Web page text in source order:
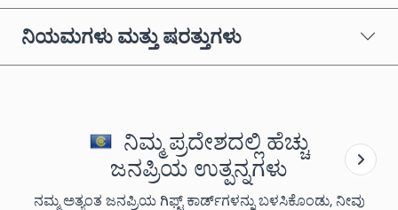
ನಿಯಮಗಳು ಮತ್ತು ಷರತ್ತುಗಳು
ನಿಮ್ಮ ಪ್ರದೇಶದಲ್ಲಿ ಹೆಚ್ಚು
ಜನಪ್ರಿಯ ಉತ್ಪನ್ನಗಳು
ನಮ್ಮ ಅತ್ಯಂತ ಜನಪ್ರಿಯ ಗಿಫ್ಟ್ ಕಾರ್ಡ್‌ಗಳನ್ನು ಬಳಸಿಕೊಂಡು, ನೀವು